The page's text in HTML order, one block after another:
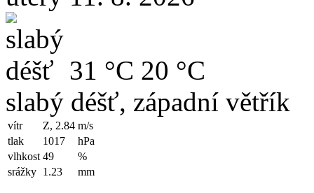
31 °C 20 °C
slabý déšť, západní větřík
vítr Z, 2.84 m/s
tlak
1017
hPa
vlhkost 49
%
srážky 1.23 mm